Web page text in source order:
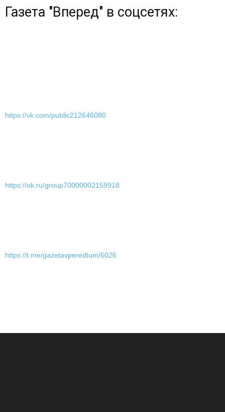
Газета "Вперед" в соцсетях:
https://vk.com/public212646080
https://ok.ru/group70000002159918
https://t.me/gazetavperedtum/6026